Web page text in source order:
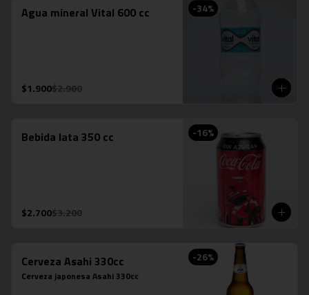
-34%
Agua mineral Vital 600 cc
$1.900$2.900
-16%
Bebida lata 350 cc
$2.700$3.200
-26%
Cerveza Asahi 330cc
Cerveza japonesa Asahi 330cc